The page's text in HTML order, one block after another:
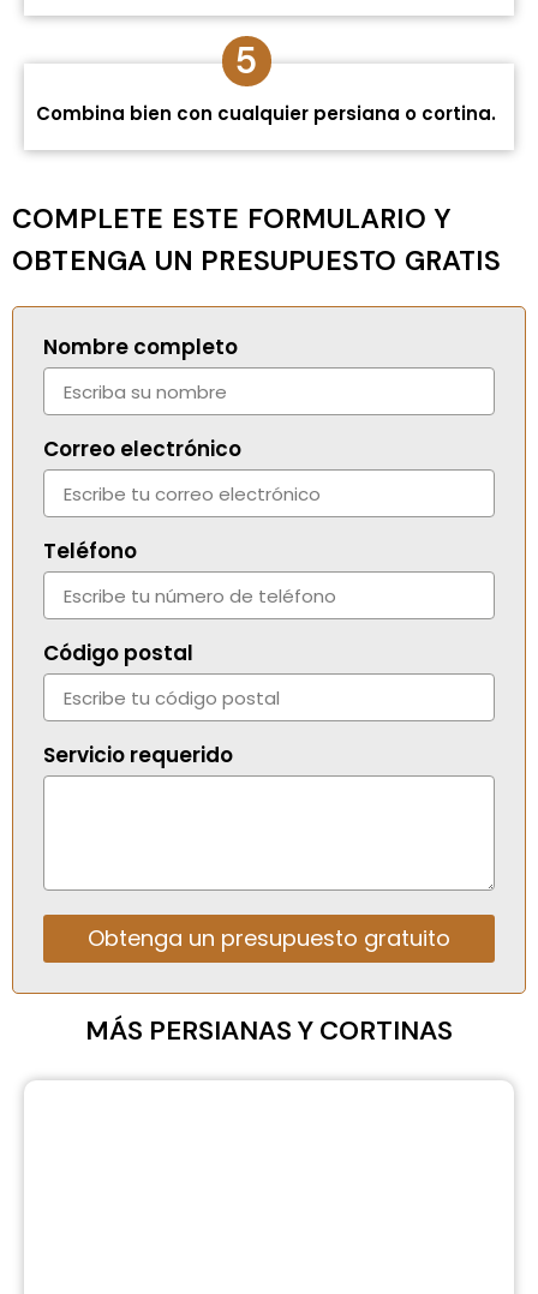
Combina bien con cualquier persiana o cortina.
5
COMPLETE ESTE FORMULARIO Y
OBTENGA UN PRESUPUESTO GRATIS
Nombre completo
Correo electrónico
Teléfono
Código postal
Servicio requerido
Obtenga un presupuesto gratuito
MÁS PERSIANAS Y CORTINAS